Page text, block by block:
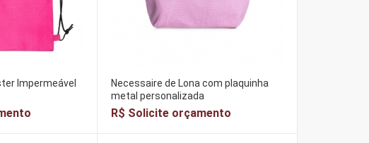
Impermeável
Necessaire de Lona com plaquinha
metal personalizada
R$ Solicite orçamento